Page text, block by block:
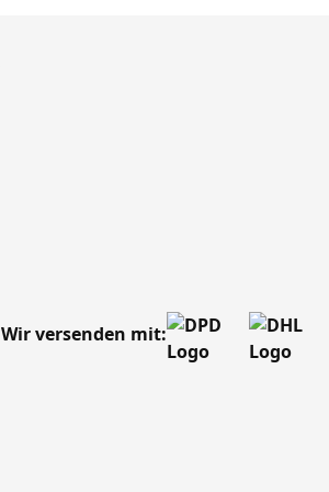
Wir versenden mit: